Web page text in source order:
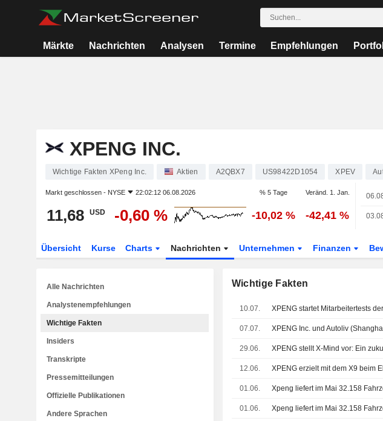
Märkte Nachrichten Analysen Termine Empfehlungen
XPENG INC.
Wichtige Fakten XPeng Inc. Aktien A2QBX7 US98422D1054 XPEV
Markt geschlossen - NYSE 22:02:12 06.08.2026 % 5 Tage Veränd. 1. Jan.
11,68 USD -0,60 % -10,02 % -42,41 %
Übersicht Kurse Charts Nachrichten Unternehmen Finanzen
Wichtige Fakten
10.07.
07.07.
29.06. XPENG stellt X-Mind vor: Ein
12.06.
01.06. Xpeng liefert im Mai 32.158
01.06.
Alle Nachrichten
Analystenempfehlungen
Wichtige Fakten
Insiders
Transkripte
Pressemitteilungen
Offizielle Publikationen
Andere Sprachen